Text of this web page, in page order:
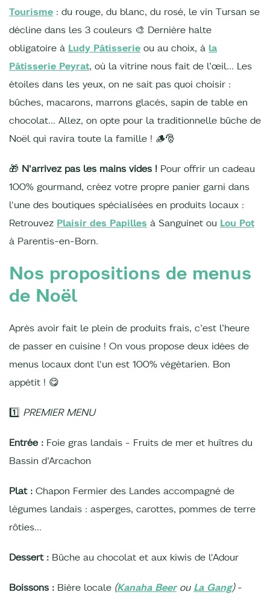
Tourisme : du rouge, du blanc, du rosé, le vin Tursan se
décline dans les 3 couleurs 🎨 Dernière halte
obligatoire à Ludy Pâtisserie ou au choix, à la
Pâtisserie Peyrat, où la vitrine nous fait de l’œil… Les
étoiles dans les yeux, on ne sait pas quoi choisir :
bûches, macarons, marrons glacés, sapin de table en
chocolat… Allez, on opte pour la traditionnelle bûche de
Noël qui ravira toute la famille ! 🪵🎅
🎁 N'arrivez pas les mains vides ! Pour offrir un cadeau
100% gourmand, créez votre propre panier garni dans
l'une des boutiques spécialisées en produits locaux :
Retrouvez Plaisir des Papilles à Sanguinet ou Lou Pot
à Parentis-en-Born.
Nos propositions de menus
de Noël
Après avoir fait le plein de produits frais, c’est l’heure
de passer en cuisine ! On vous propose deux idées de
menus locaux dont l'un est 100% végétarien. Bon
appétit ! 😋
1️⃣ PREMIER MENU
Entrée : Foie gras landais - Fruits de mer et huîtres du
Bassin d’Arcachon
Plat : Chapon Fermier des Landes accompagné de
légumes landais : asperges, carottes, pommes de terre
rôties…
Dessert : Bûche au chocolat et aux kiwis de l'Adour
Boissons : Bière locale (Kanaha Beerou La Gang) -